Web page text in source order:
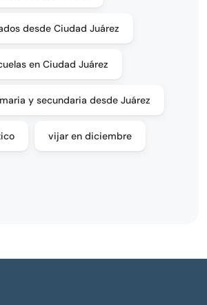
desde Ciudad Juárez
en Ciudad Juárez
y secundaria desde Juárez
vijar en diciembre